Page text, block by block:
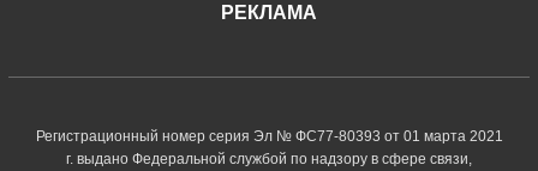
РЕКЛАМА
Регистрационный номер серия Эл № ФС77-80393 от 01 марта 2021
г. выдано Федеральной службой по надзору в сфере связи,